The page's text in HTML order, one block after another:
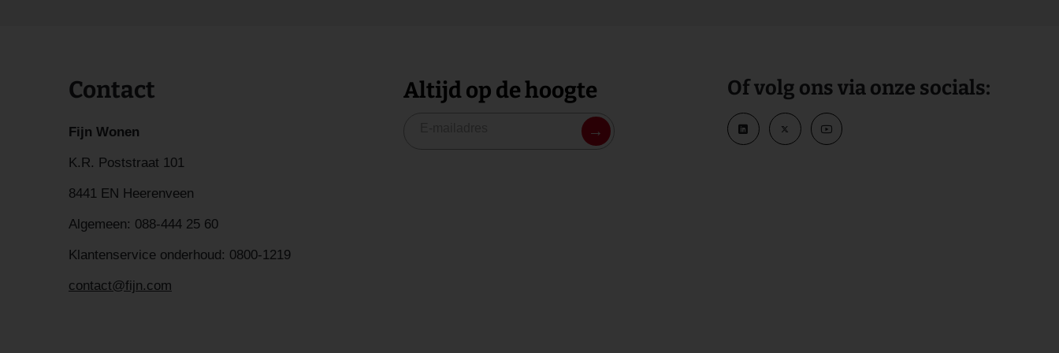
Contact
Fijn Wonen
K.R. Poststraat 101
8441 EN Heerenveen
Algemeen: 088-444 25 60
Klantenservice onderhoud: 0800-1219
contact@fijn.com
Altijd op de hoogte
→
Of volg ons via onze socials: